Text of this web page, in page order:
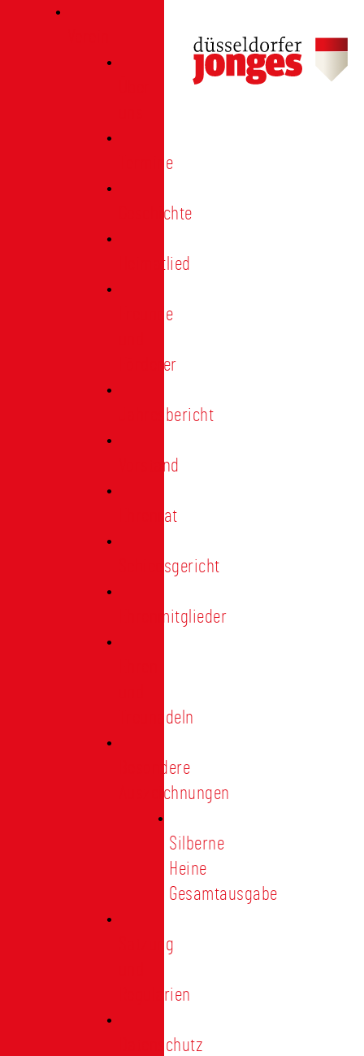
Termine
Geschichte
Heimatlied
Freunde
Förderer
Jahresbericht
Vorstand
Ehrenrat
Schiedsgericht
Ehrenmitglieder
Treunadeln
Besondere
Auszeichnungen
Silberne
Heine
Gesamtausgabe
Satzung
Regularien
Datenschutz